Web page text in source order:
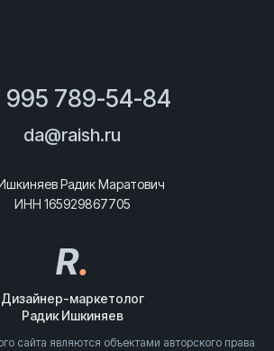
995 789-54-84
da@raish.ru
Радик Маратович
ИНН 165929867705
R.
Дизайнер-маркетолог
Радик Ишкиняев
сайта являются объектами авторского права